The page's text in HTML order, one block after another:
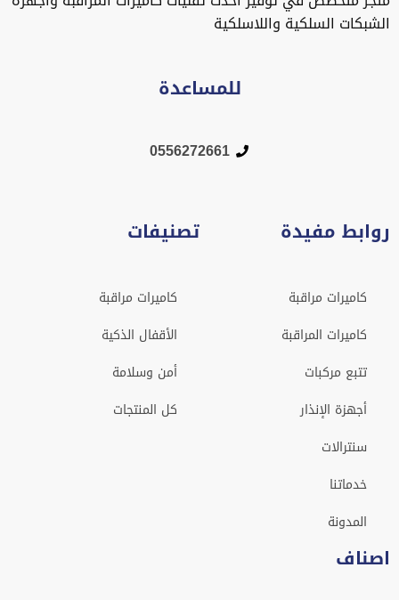
الشبكات السلكية واللاسلكية
للمساعدة
0556272661
روابط مفيدة
كاميرات مراقبة
كاميرات المراقبة
تتبع مركبات
أجهزة الإنذار
سنترالات
خدماتنا
المدونة
تصنيفات
كاميرات مراقبة
الأقفال الذكية
أمن وسلامة
كل المنتجات
اصناف